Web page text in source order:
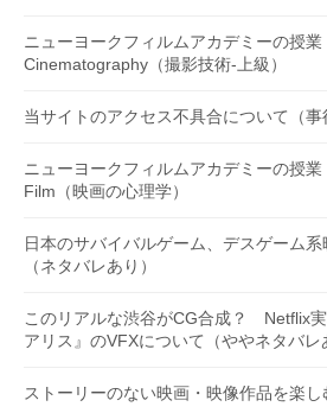
ニューヨークフィルムアカデミーの授
Cinematography（撮影技術-上級）
当サイトのアクセス不具合について（事
ニューヨークフィルムアカデミーの授
Film（映画の心理学）
日本のサバイバルゲーム、デスゲーム
（ネタバレあり）
このリアルな渋谷がCG合成？ Netflix
アリス』のVFXについて（ややネタバレ
ストーリーのない映画・映像作品を楽し